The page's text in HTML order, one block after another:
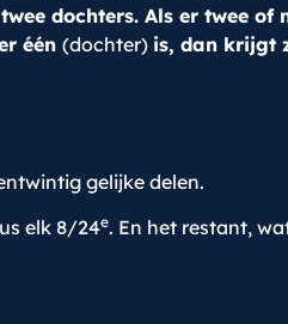
dochters. Als er twee of
één (dochter) is, dan krijgt
gelijke delen.
elk 8/24e. En het restant,